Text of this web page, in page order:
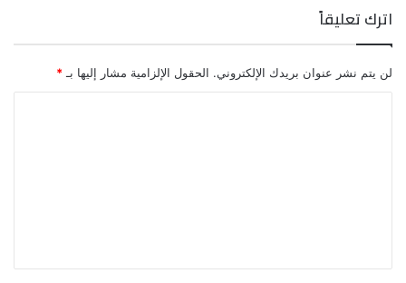
اترك تعليقاً
لن يتم نشر عنوان بريدك الإلكتروني. الحقول الإلزامية مشار إليها بـ *
ق